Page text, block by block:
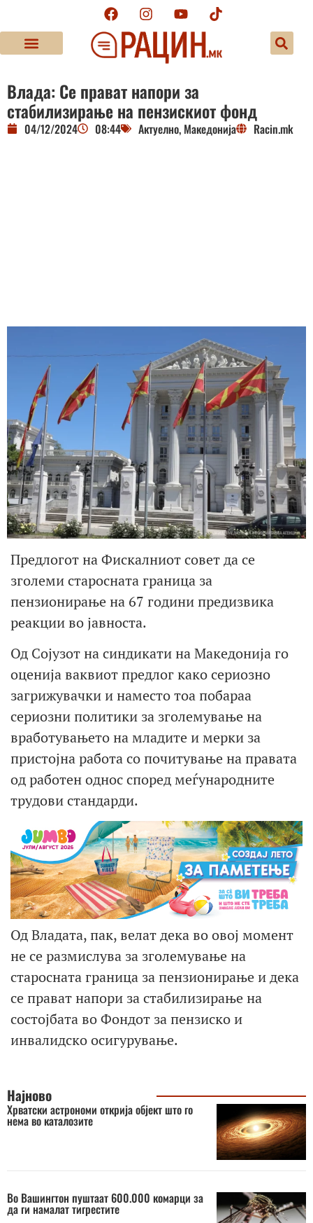
Влада: Се прават напори за
стабилизирање на пензискиот фонд
04/12/2024 08:44 Актуелно, Македонија Racin.mk
Предлогот на Фискалниот совет да се
зголеми старосната граница за
пензионирање на 67 години предизвика
реакции во јавноста.
Од Сојузот на синдикати на Македонија го
оценија ваквиот предлог како сериозно
загрижувачки и наместо тоа побараа
сериозни политики за зголемување на
вработувањето на младите и мерки за
пристојна работа со почитување на правата
од работен однос според меѓународните
трудови стандарди.
Од Владата, пак, велат дека во овој момент
не се размислува за зголемување на
старосната граница за пензионирање и дека
се прават напори за стабилизирање на
состојбата во Фондот за пензиско и
инвалидско осигурување.
Најново
Хрватски астрономи открија објект што го
нема во каталозите
Во Вашингтон пуштаат 600.000 комарци за
да ги намалат тигрестите